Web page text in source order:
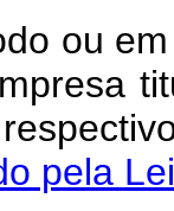
em
pela